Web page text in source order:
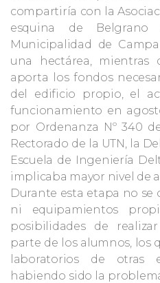
compartiría con la
esquina de
Municipalidad de
una hectárea, mientras
aporta los fondos
del edificio propio, el
funcionamiento en
por Ordenanza Nº 340
Rectorado de la UTN, la
Escuela de Ingeniería
implicaba mayor nivel de
Durante esta etapa no
ni equipamientos
posibilidades de
parte de los alumnos, los
laboratorios de otras
habiendo sido la